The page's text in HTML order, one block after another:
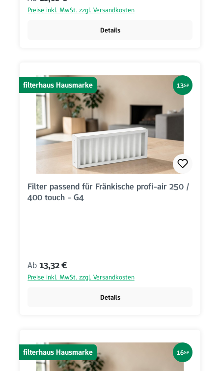
Preise inkl. MwSt. zzgl. Versandkosten
Details
filterhaus Hausmarke 13GP
Filter passend für Fränkische profi-air 250 /
400 touch - G4
Regulärer Preis:
Ab 13,32 €
Preise inkl. MwSt. zzgl. Versandkosten
Details
filterhaus Hausmarke 16GP